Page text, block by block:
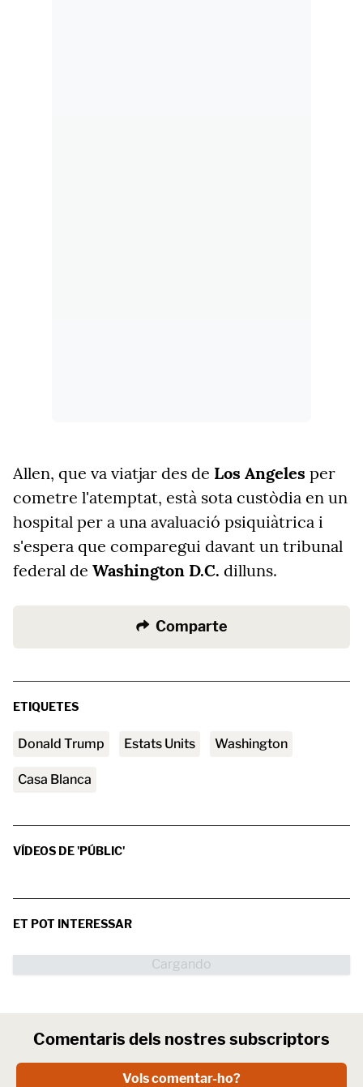
Allen, que va viatjar des de Los Angeles per
cometre l'atemptat, està sota custòdia en un
hospital per a una avaluació psiquiàtrica i
s'espera que comparegui davant un tribunal
federal de Washington D.C. dilluns.
Comparte
ETIQUETES
Donald Trump Estats Units washington
Casa Blanca
VÍDEOS DE 'PÚBLIC'
ET POT INTERESSAR
Comentaris dels nostres subscriptors
Vols comentar-ho?